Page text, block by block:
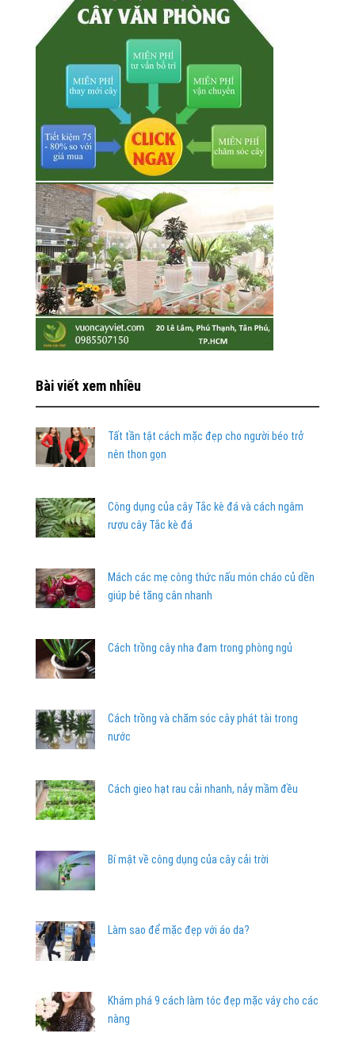
Bài viết xem nhiều
Tất tần tật cách mặc đẹp cho người béo trở
nên thon gọn
Công dụng của cây Tắc kè đá và cách ngâm
rượu cây Tắc kè đá
Mách các mẹ công thức nấu món cháo củ dền
giúp bé tăng cân nhanh
Cách trồng cây nha đam trong phòng ngủ
Cách trồng và chăm sóc cây phát tài trong
nước
Cách gieo hạt rau cải nhanh, nảy mầm đều
Bí mật về công dụng của cây cải trời
Làm sao để mặc đẹp với áo da?
Khám phá 9 cách làm tóc đẹp mặc váy cho các
nàng